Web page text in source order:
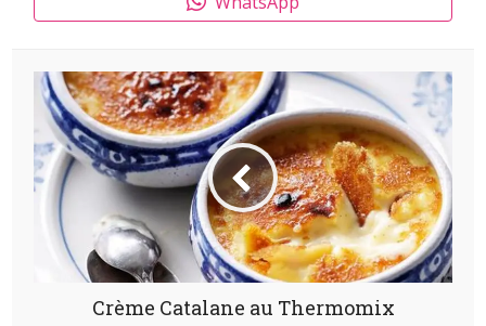
Crème Catalane au Thermomix